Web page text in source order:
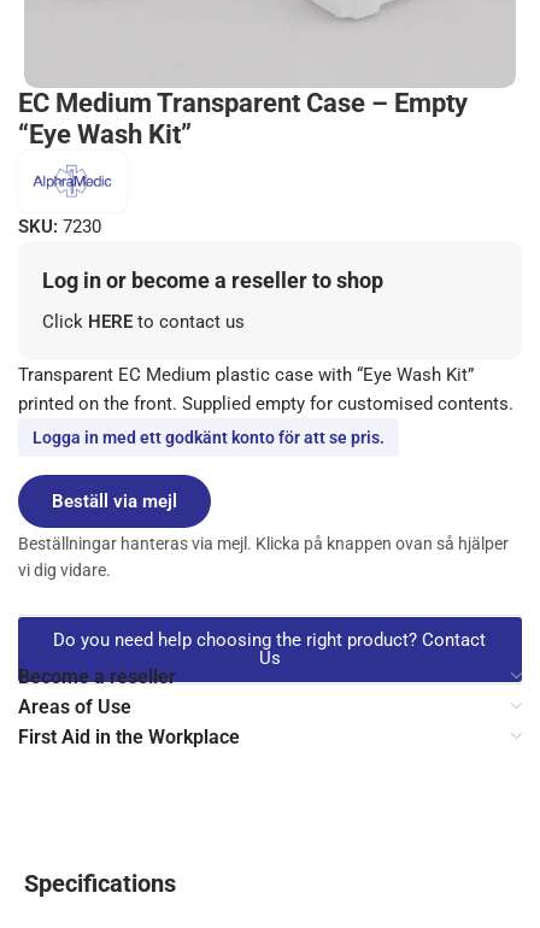
EC Medium Transparent Case – Empty
“Eye Wash Kit”
SKU: 7230
Log in or become a reseller to shop
Click HERE to contact us
Transparent EC Medium plastic case with “Eye Wash Kit”
printed on the front. Supplied empty for customised contents.
Logga in med ett godkänt konto för att se pris.
Beställ via mejl
Beställningar hanteras via mejl. Klicka på knappen ovan så hjälper
vi dig vidare.
Do you need help choosing the right product? Contact
Us
Become a reseller
Areas of Use
First Aid in the Workplace
Specifications